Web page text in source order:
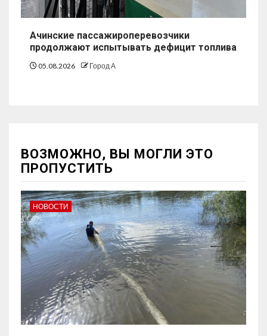
Ачинские пассажироперевозчики
продолжают испытывать дефицит топлива
05.08.2026 Город А
ВОЗМОЖНО, ВЫ МОГЛИ ЭТО
ПРОПУСТИТЬ
НОВОСТИ